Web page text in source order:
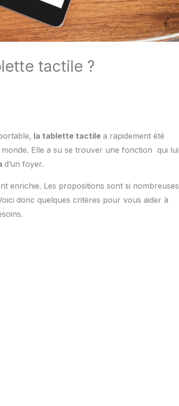
tactile ?
la tablette tactile a rapidement été
Elle a su se trouver une fonction qui lui
d’un foyer.
enrichie. Les propositions sont si nombreuses
donc quelques critères pour vous aider à